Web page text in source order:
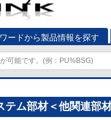
ードから製品情報を探す
ム部材＜他関連部